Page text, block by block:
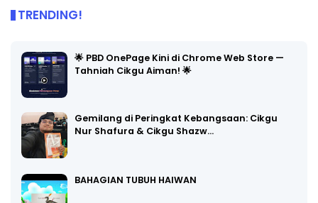
TRENDING!
🌟 PBD OnePage Kini di Chrome Web Store —
Tahniah Cikgu Aiman! 🌟
Gemilang di Peringkat Kebangsaan: Cikgu
Nur Shafura & Cikgu Shazw…
BAHAGIAN TUBUH HAIWAN